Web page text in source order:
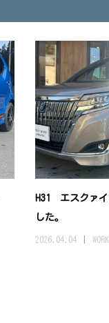
H31 エスクァ
した。
2026.04.04